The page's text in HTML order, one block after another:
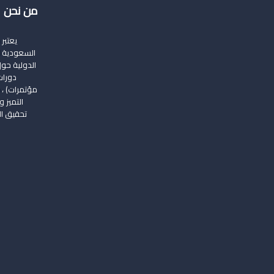
من نحن
السعودية
الدولية
مؤتمرات)
تحقيق